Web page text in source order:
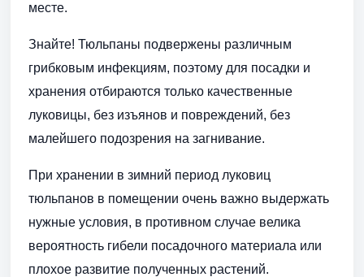
месте.
Знайте! Тюльпаны подвержены различным
грибковым инфекциям, поэтому для посадки и
хранения отбираются только качественные
луковицы, без изъянов и повреждений, без
малейшего подозрения на загнивание.
При хранении в зимний период луковиц
тюльпанов в помещении очень важно выдержать
нужные условия, в противном случае велика
вероятность гибели посадочного материала или
плохое развитие полученных растений.